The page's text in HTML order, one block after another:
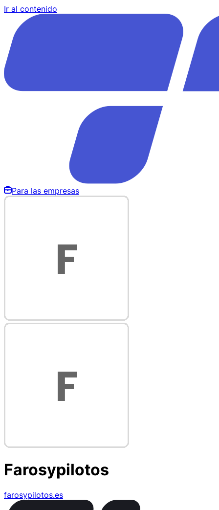
Ir al contenido
Para las empresas
Farosypilotos
farosypilotos.es